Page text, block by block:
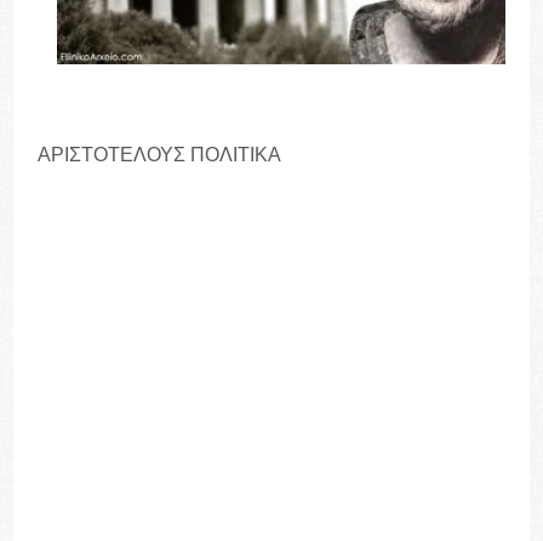
ΑΡΙΣΤΟΤΕΛΟΥΣ ΠΟΛΙΤΙΚΑ